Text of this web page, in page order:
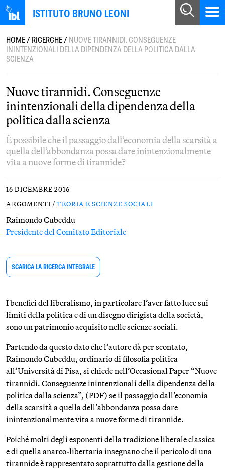
ISTITUTO BRUNO LEONI
HOME/RICERCHE/NUOVE TIRANNIDI. CONSEGUENZE
ININTENZIONALI DELLA DIPENDENZA DELLA POLITICA DALLA
SCIENZA
Nuove tirannidi. Conseguenze
inintenzionali della dipendenza della
politica dalla scienza
È possibile che il passaggio dall’economia della scarsità a
quella dell’abbondanza possa dare inintenzionalmente
vita a nuove forme di tirannide?
16 DICEMBRE 2016
ARGOMENTI / TEORIA E SCIENZE SOCIALI
Raimondo Cubeddu
Presidente del Comitato Editoriale
SCARICA LA RICERCA INTEGRALE
I benefici del liberalismo, in particolare l’aver fatto luce sui
limiti della politica e di un disegno dirigista della società,
sono un patrimonio acquisito nelle scienze sociali.
Partendo da questo dato che l’autore dà per scontato,
Raimondo Cubeddu, ordinario di filosofia politica
all’Università di Pisa, si chiede nell’Occasional Paper “Nuove
tirannidi. Conseguenze inintenzionali della dipendenza della
politica dalla scienza”, (PDF) se il passaggio dall’economia
della scarsità a quella dell’abbondanza possa dare
inintenzionalmente vita a nuove forme di tirannide.
Poiché molti degli esponenti della tradizione liberale classica
e di quella anarco-libertaria insegnano che il pericolo di una
tirannide è rappresentato soprattutto dalla gestione della